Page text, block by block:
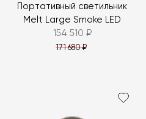
Портативный светильник
Melt Large Smoke LED
154 510 ₽
171 680 ₽